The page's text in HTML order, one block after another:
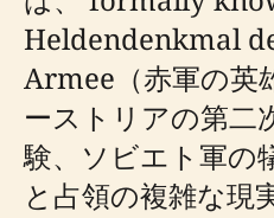
Heldendenkmal
Armee（赤軍の英
ーストリアの第二
験、ソビエト軍の
と占領の複雑な現